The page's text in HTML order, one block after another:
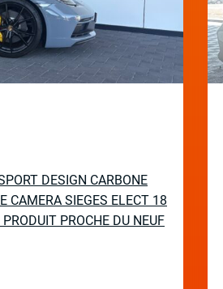
DESIGN CARBONE
CAMERA SIEGES ELECT 18
PROCHE DU NEUF